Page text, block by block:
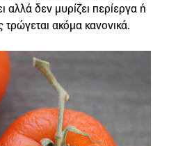
αλλά δεν μυρίζει περίεργα ή
ακόμα κανονικά.